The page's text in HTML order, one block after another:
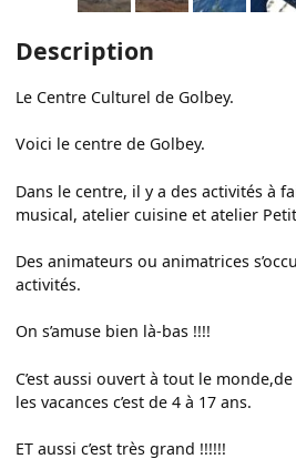
Description
Le Centre Culturel de Golbey.
Voici le centre de Golbey.
Dans le centre, il y a des activités à
musical, atelier cuisine et atelier
Des animateurs ou animatrices
activités.
On s’amuse bien là-bas !!!!
C’est aussi ouvert à tout le
les vacances c’est de 4 à 17 ans.
ET aussi c’est très grand !!!!!!